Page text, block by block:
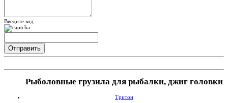
Введите код
Рыболовные грузила для рыбалки, джиг головки
Тритон